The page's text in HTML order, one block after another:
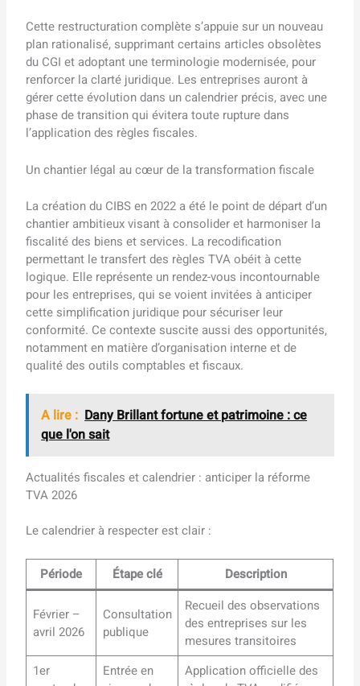
Cette restructuration complète s’appuie sur un nouveau
plan rationalisé, supprimant certains articles obsolètes
du CGI et adoptant une terminologie modernisée, pour
renforcer la clarté juridique. Les entreprises auront à
gérer cette évolution dans un calendrier précis, avec une
phase de transition qui évitera toute rupture dans
l’application des règles fiscales.
Un chantier légal au cœur de la transformation fiscale
La création du CIBS en 2022 a été le point de départ d’un
chantier ambitieux visant à consolider et harmoniser la
fiscalité des biens et services. La recodification
permettant le transfert des règles TVA obéit à cette
logique. Elle représente un rendez-vous incontournable
pour les entreprises, qui se voient invitées à anticiper
cette simplification juridique pour sécuriser leur
conformité. Ce contexte suscite aussi des opportunités,
notamment en matière d’organisation interne et de
qualité des outils comptables et fiscaux.
A lire : Dany Brillant fortune et patrimoine : ce
que l'on sait
Actualités fiscales et calendrier : anticiper la réforme
TVA 2026
Le calendrier à respecter est clair :
Période Étape clé Description
Février –
avril 2026
Consultation
publique
Recueil des observations
des entreprises sur les
mesures transitoires
1er
Entrée en
Application officielle des